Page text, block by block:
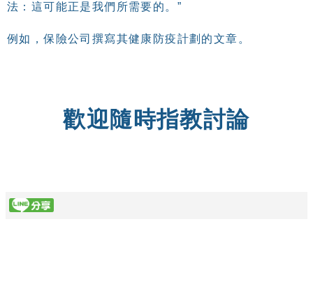
法：這可能正是我們所需要的。”
例如，保險公司撰寫其健康防疫計劃的文章。
歡迎隨時指教討論